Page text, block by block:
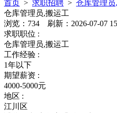
首页 > 求职招聘 > 仓库管理员
仓库管理员,搬运工
浏览：734 刷新：2026-07-07
求职职位 :
仓库管理员,搬运工
工作经验 :
1年以下
期望薪资 :
4000-5000元
地区 :
江川区